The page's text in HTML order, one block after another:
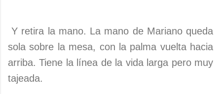
Y retira la mano. La mano de Mariano queda
sola sobre la mesa, con la palma vuelta hacia
arriba. Tiene la línea de la vida larga pero muy
tajeada.